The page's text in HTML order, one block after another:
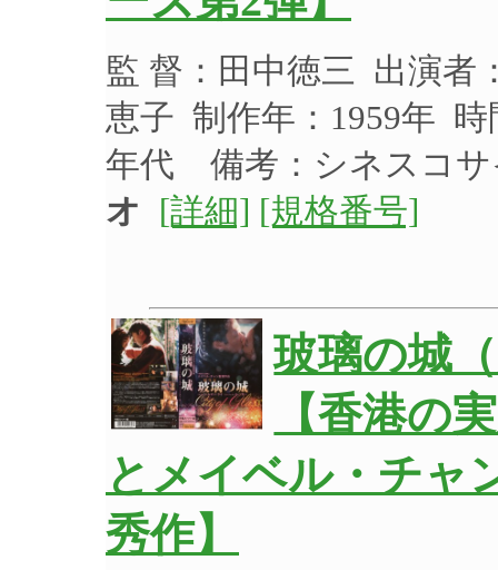
監 督：田中徳三 出演者
恵子 制作年：1959年 時
年代 備考：シネスコ
オ [詳細] [規格番号]
玻璃の城
【香港の
とメイベル・チャ
秀作】